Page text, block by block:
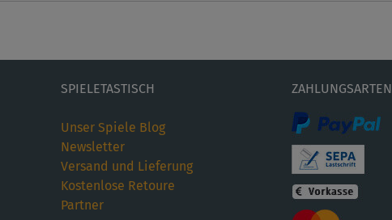
SPIELETASTISCH
Unser Spiele Blog
Newsletter
Versand und Lieferung
Kostenlose Retoure
Partner
ZAHLUNGSARTEN